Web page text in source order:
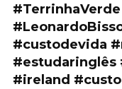
#custodevida
#estudaringlês
#ireland